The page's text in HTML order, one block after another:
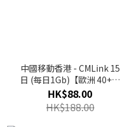
中國移動香港 - CMLink 15
日 (每日1Gb)【歐洲 40+國
家地區】4G 無限上網卡數據
卡SIM咭
HK$88.00
HK$188.00